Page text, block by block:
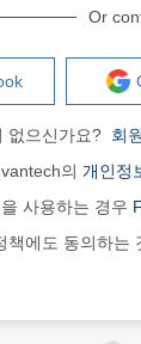
Or
없으신가요? 회
의 개인정
사용하는 경우
책에도 동의하는